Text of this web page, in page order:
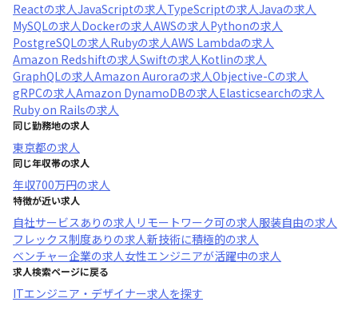
Reactの求人JavaScriptの求人TypeScriptの求人Javaの求人
MySQLの求人Dockerの求人AWSの求人Pythonの求人
PostgreSQLの求人Rubyの求人AWS Lambdaの求人
Amazon Redshiftの求人Swiftの求人Kotlinの求人
GraphQLの求人Amazon Auroraの求人Objective-Cの求人
gRPCの求人Amazon DynamoDBの求人Elasticsearchの求人
Ruby on Railsの求人
同じ勤務地の求人
東京都の求人
同じ年収帯の求人
年収700万円の求人
特徴が近い求人
自社サービスあり の求人 リモートワーク可の求人服装自由の求人
フレックス制度あり の求人新技術に積極的の求人
ベンチャー企業の求人女性エンジニアが活躍中の求人
求人検索ページに戻る
ITエンジニア・デザイナー求人を探す